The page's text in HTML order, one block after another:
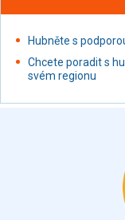
Proteinové
Nápoje alkoholické
Restaurace,
Fastfood
Studená kuchyně,
Hubněte s
Chcete poradit s
svém regionu